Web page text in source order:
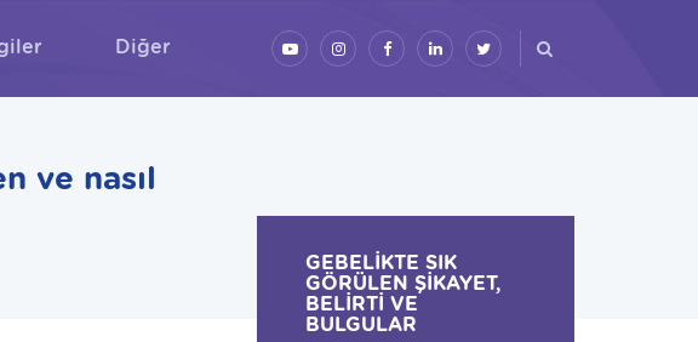
Diğer
ve nasıl
GEBELIKTE SIK
GÖRÜLEN ŞIKAYET,
BELIRTI VE
BULGULAR